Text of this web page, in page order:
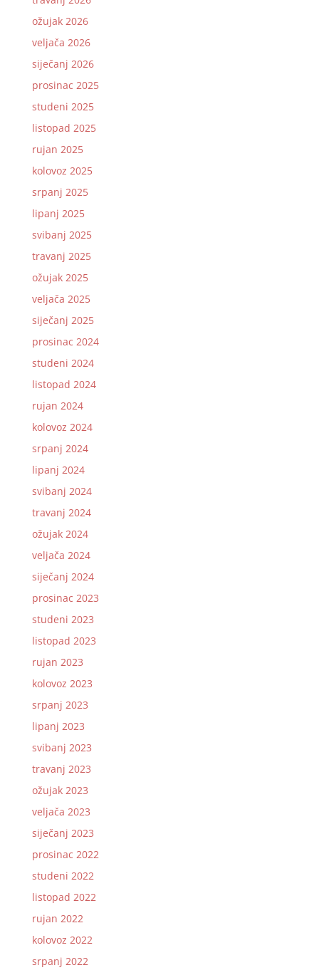
ožujak 2026
veljača 2026
siječanj 2026
prosinac 2025
studeni 2025
listopad 2025
rujan 2025
kolovoz 2025
srpanj 2025
lipanj 2025
svibanj 2025
travanj 2025
ožujak 2025
veljača 2025
siječanj 2025
prosinac 2024
studeni 2024
listopad 2024
rujan 2024
kolovoz 2024
srpanj 2024
lipanj 2024
svibanj 2024
travanj 2024
ožujak 2024
veljača 2024
siječanj 2024
prosinac 2023
studeni 2023
listopad 2023
rujan 2023
kolovoz 2023
srpanj 2023
lipanj 2023
svibanj 2023
travanj 2023
ožujak 2023
veljača 2023
siječanj 2023
prosinac 2022
studeni 2022
listopad 2022
rujan 2022
kolovoz 2022
srpanj 2022